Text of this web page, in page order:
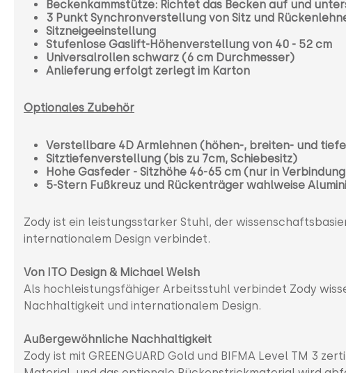
Beckenkammstütze: Richtet das Becken auf und
3 Punkt Synchronverstellung von Sitz und
Sitzneigeeinstellung
Stufenlose Gaslift-Höhenverstellung von 40 - 52 cm
Universalrollen schwarz (6 cm Durchmesser)
Anlieferung erfolgt zerlegt im Karton
Optionales Zubehör
Verstellbare 4D Armlehnen (höhen-, breiten- und
Sitztiefenverstellung (bis zu 7cm, Schiebesitz)
Hohe Gasfeder - Sitzhöhe 46-65 cm (nur in
5-Stern Fußkreuz und Rückenträger wahlweise
Zody ist ein leistungsstarker Stuhl, der
internationalem Design verbindet.
Von ITO Design & Michael Welsh
Als hochleistungsfähiger Arbeitsstuhl verbindet Zody
Nachhaltigkeit und internationalem Design.
Außergewöhnliche Nachhaltigkeit
Zody ist mit GREENGUARD Gold und BIFMA Level TM 3